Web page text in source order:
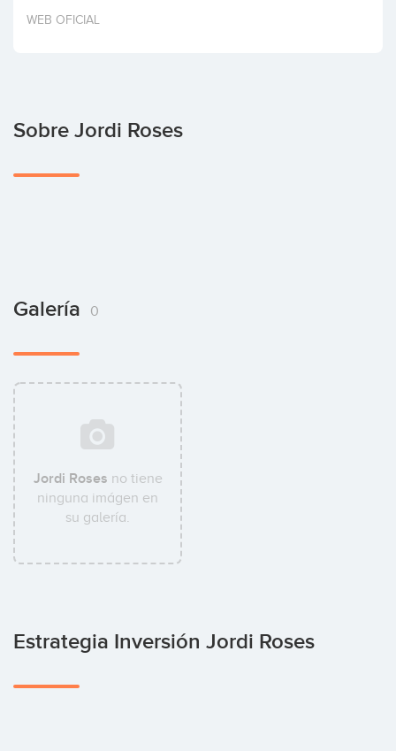
Invertir
WEB OFICIAL
Sobre Jordi Roses
Galería 0
Jordi Roses no tiene
ninguna imágen en
su galería.
Estrategia Inversión Jordi Roses